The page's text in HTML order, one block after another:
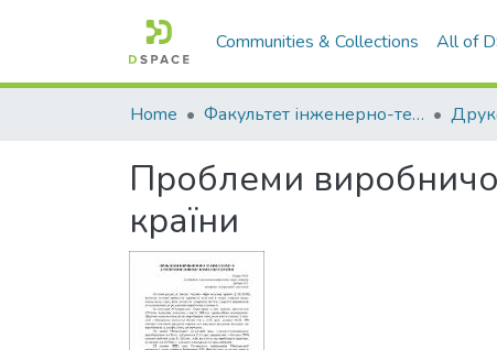
Communities & Collections All of
Home Факультет інженерно-технологічний
Проблеми
країни